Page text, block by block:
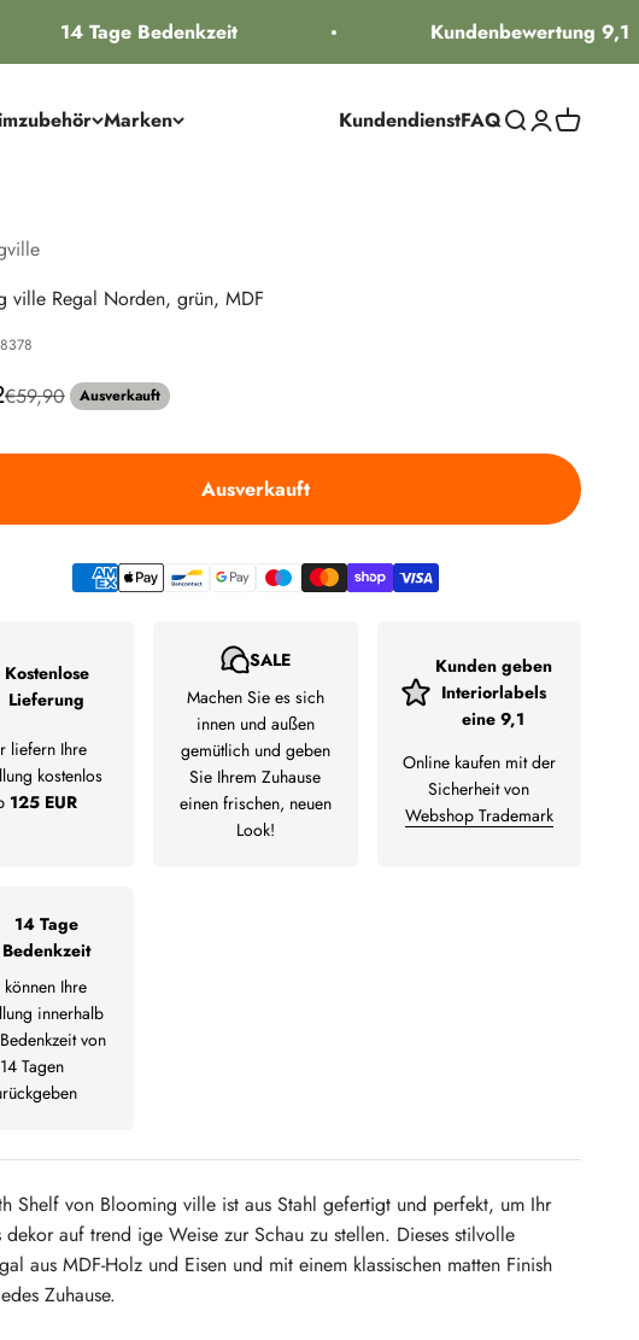
14 Tage Bedenkzeit Kundenbewertung 9,1
Marken KundendienstFAQSuche öffnen
ville Regal Norden, grün, MDF
Regulärer Preis
€59,90 Ausverkauft
Ausverkauft
Kostenlose
Lieferung
liefern Ihre
kostenlos
125 EUR
SALE
Machen Sie es sich
innen und außen
gemütlich und geben
Sie Ihrem Zuhause
einen frischen, neuen
Look!
Kunden geben
Interiorlabels
eine 9,1
Online kaufen mit der
Sicherheit von
Webshop Trademark
14 Tage
Bedenkzeit
Ihre
innerhalb
von
14 Tagen
Shelf von Blooming ville ist aus Stahl gefertigt und perfekt, um Ihr
dekor auf trend ige Weise zur Schau zu stellen. Dieses stilvolle
aus MDF-Holz und Eisen und mit einem klassischen matten Finish
Zuhause.